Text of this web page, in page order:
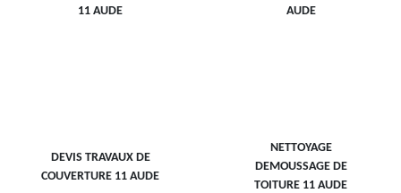
11 AUDE
AUDE
DEVIS TRAVAUX DE
COUVERTURE 11 AUDE
NETTOYAGE
DEMOUSSAGE DE
TOITURE 11 AUDE